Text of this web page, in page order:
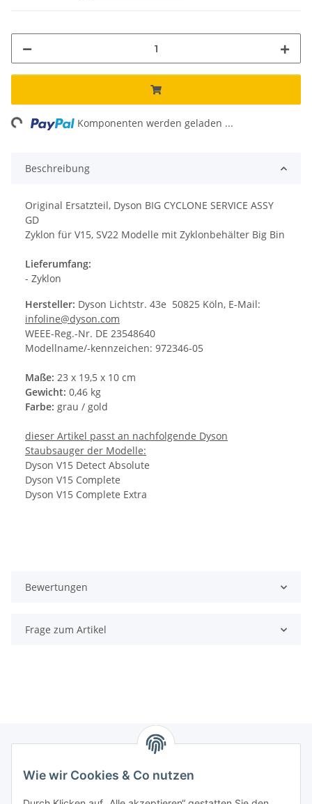
Wie wir Cookies & Co nutzen
Komponenten werden geladen ...
Beschreibung
Original Ersatzteil, Dyson BIG CYCLONE SERVICE ASSY
GD
Zyklon für V15, SV22 Modelle mit Zyklonbehälter Big Bin
Lieferumfang:
- Zyklon
Hersteller: Dyson Lichtstr. 43e 50825 Köln, E-Mail:
infoline@dyson.com
WEEE-Reg.-Nr. DE 23548640
Modellname/-kennzeichen: 972346-05
Maße: 23 x 19,5 x 10 cm
Gewicht: 0,46 kg
Farbe: grau / gold
dieser Artikel passt an nachfolgende Dyson
Staubsauger der Modelle:
Dyson V15 Detect Absolute
Dyson V15 Complete
Dyson V15 Complete Extra
Bewertungen
Frage zum Artikel
Zahlungsmöglichkeiten